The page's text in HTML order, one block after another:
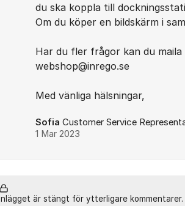
du ska koppla till
Om du köper en bildskärm i
Har du fler frågor kan du maila
webshop@inrego.se
Med vänliga hälsningar,
Sofia Customer Service
1 Mar 2023
Inlägget är stängt för ytterligare kommentarer.